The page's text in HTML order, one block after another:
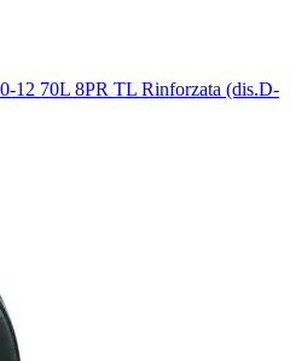
12 70L 8PR TL Rinforzata (dis.D-